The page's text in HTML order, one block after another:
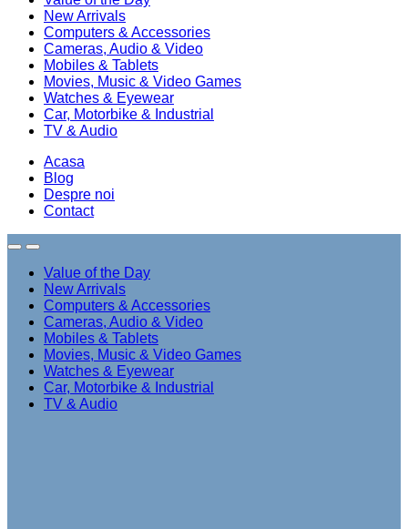
New Arrivals
Computers & Accessories
Cameras, Audio & Video
Mobiles & Tablets
Movies, Music & Video Games
Watches & Eyewear
Car, Motorbike & Industrial
TV & Audio
Acasa
Blog
Despre noi
Contact
Value of the Day
New Arrivals
Computers & Accessories
Cameras, Audio & Video
Mobiles & Tablets
Movies, Music & Video Games
Watches & Eyewear
Car, Motorbike & Industrial
TV & Audio